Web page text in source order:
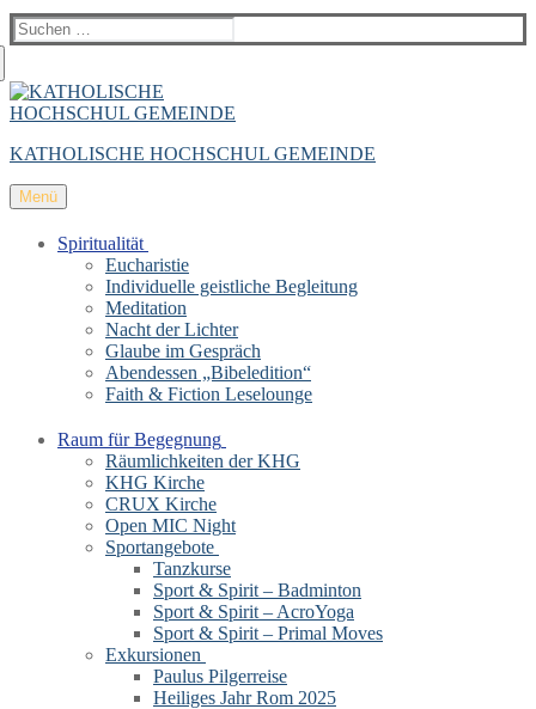
Suchen
nach:
KATHOLISCHE HOCHSCHUL GEMEINDE
Menü
Spiritualität
Eucharistie
Individuelle geistliche Begleitung
Meditation
Nacht der Lichter
Glaube im Gespräch
Abendessen „Bibeledition“
Faith & Fiction Leselounge
Raum für Begegnung
Räumlichkeiten der KHG
KHG Kirche
CRUX Kirche
Open MIC Night
Sportangebote
Tanzkurse
Sport & Spirit – Badminton
Sport & Spirit – AcroYoga
Sport & Spirit – Primal Moves
Exkursionen
Paulus Pilgerreise
Heiliges Jahr Rom 2025